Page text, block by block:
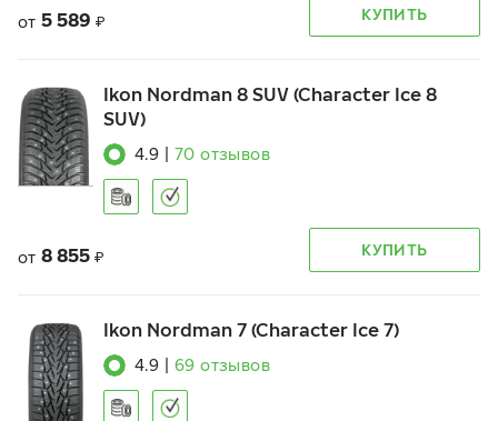
от 5 589 ₽ КУПИТЬ
Ikon Nordman 8 SUV (Character Ice 8
SUV)
4.9 70 отзывов
от 8 855 ₽ КУПИТЬ
Ikon Nordman 7 (Character Ice 7)
4.9 69 отзывов